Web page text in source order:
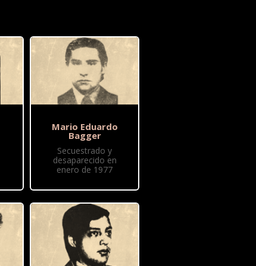
Mario Eduardo
Bagger
Secuestrado y
desaparecido en
enero de 1977